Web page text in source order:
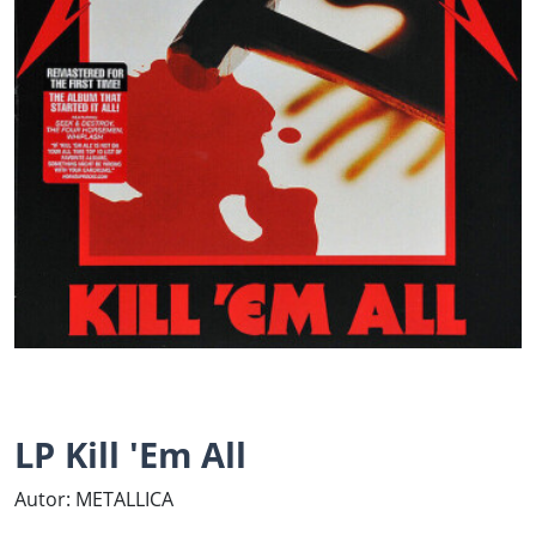
LP Kill 'Em All
Autor: METALLICA